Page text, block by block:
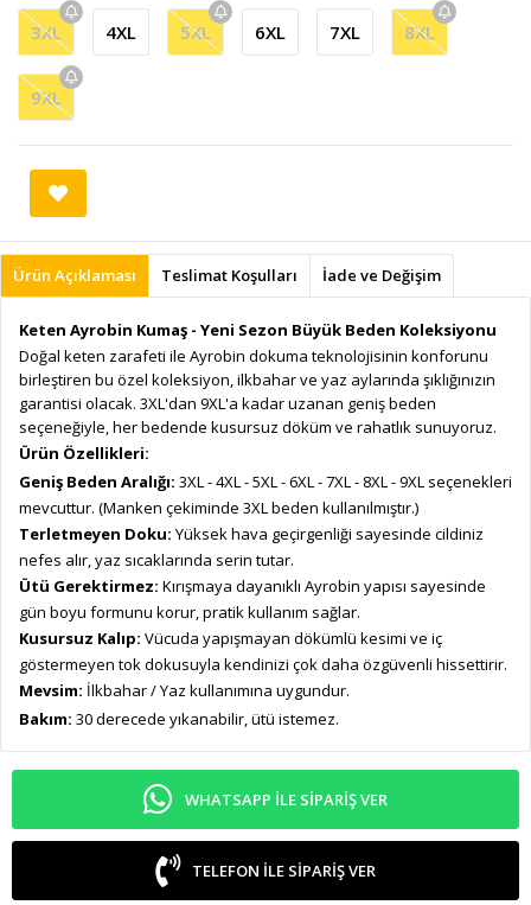
3XL 4XL 5XL 6XL 7XL 8XL
9XL
Ürün Açıklaması Teslimat Koşulları İade ve Değişim
Keten Ayrobin Kumaş - Yeni Sezon Büyük Beden Koleksiyonu
Doğal keten zarafeti ile Ayrobin dokuma teknolojisinin konforunu
birleştiren bu özel koleksiyon, ilkbahar ve yaz aylarında şıklığınızın
garantisi olacak. 3XL'dan 9XL'a kadar uzanan geniş beden
seçeneğiyle, her bedende kusursuz döküm ve rahatlık sunuyoruz.
Ürün Özellikleri:
Geniş Beden Aralığı: 3XL - 4XL - 5XL - 6XL - 7XL - 8XL - 9XL seçenekleri
mevcuttur. (Manken çekiminde 3XL beden kullanılmıştır.)
Terletmeyen Doku: Yüksek hava geçirgenliği sayesinde cildiniz
nefes alır, yaz sıcaklarında serin tutar.
Ütü Gerektirmez: Kırışmaya dayanıklı Ayrobin yapısı sayesinde
gün boyu formunu korur, pratik kullanım sağlar.
Kusursuz Kalıp: Vücuda yapışmayan dökümlü kesimi ve iç
göstermeyen tok dokusuyla kendinizi çok daha özgüvenli hissettirir.
Mevsim: İlkbahar / Yaz kullanımına uygundur.
Bakım: 30 derecede yıkanabilir, ütü istemez.
WHATSAPP ILE SIPARIŞ VER
TELEFON ILE SIPARIŞ VER